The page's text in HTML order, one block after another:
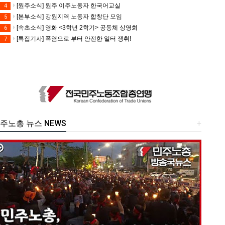
4 [원주소식] 원주 이주노동자 한국어교실
5 [본부소식] 강원지역 노동자 합창단 모임
6 [속초소식] 영화 <3학년 2학기> 공동체 상영회
7 [특집기사] 폭염으로 부터 안전한 일터 쟁취!
+
노총 뉴스 NEWS